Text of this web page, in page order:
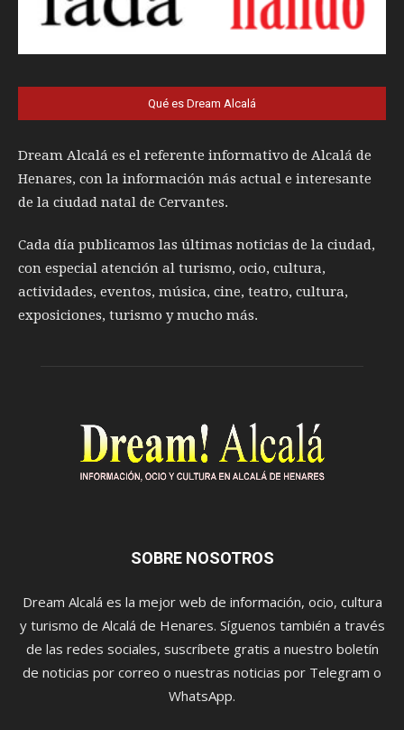
Qué es Dream Alcalá
Dream Alcalá es el referente informativo de Alcalá de
Henares, con la información más actual e interesante
de la ciudad natal de Cervantes.
Cada día publicamos las últimas noticias de la ciudad,
con especial atención al turismo, ocio, cultura,
actividades, eventos, música, cine, teatro, cultura,
exposiciones, turismo y mucho más.
SOBRE NOSOTROS
Dream Alcalá es la mejor web de información, ocio, cultura
y turismo de Alcalá de Henares. Síguenos también a través
de las redes sociales, suscríbete gratis a nuestro boletín
de noticias por correo o nuestras noticias por Telegram o
WhatsApp.